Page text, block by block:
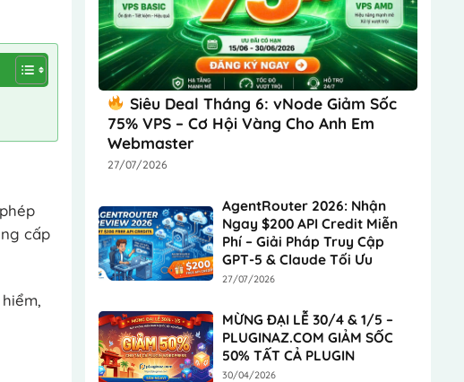
cấp
Siêu Deal Tháng 6: vNode Giảm Sốc
75% VPS – Cơ Hội Vàng Cho Anh Em
Webmaster
27/07/2026
AgentRouter 2026: Nhận
Ngay $200 API Credit Miễn
Phí – Giải Pháp Truy Cập
GPT-5 & Claude Tối Ưu
27/07/2026
MỪNG ĐẠI LỄ 30/4 & 1/5 –
PLUGINAZ.COM GIẢM SỐC
50% TẤT CẢ PLUGIN
30/04/2026